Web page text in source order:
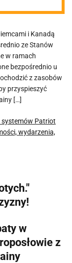
i Kanadą
ze Stanów
w ramach
bezpośrednio u
z zasobów
przyspieszyć
[…]
systemów Patriot
wydarzenia,
w
z